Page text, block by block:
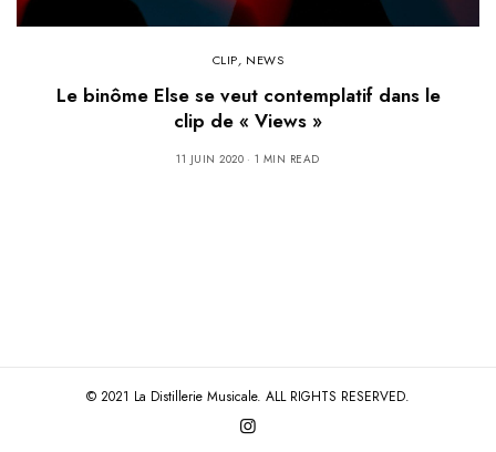
CLIP, NEWS
Le binôme Else se veut contemplatif dans le
clip de « Views »
11 JUIN 2020 1 MIN READ
© 2021 La Distillerie Musicale. ALL RIGHTS RESERVED.